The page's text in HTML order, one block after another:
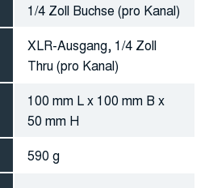
1/4 Zoll Buchse (pro Kanal)
XLR-Ausgang, 1/4 Zoll
Thru (pro Kanal)
100 mm L x 100 mm B x
50 mm H
590 g